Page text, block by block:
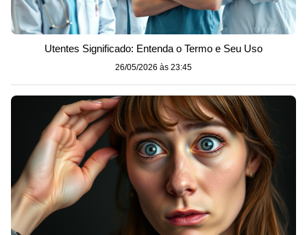
Utentes Significado: Entenda o Termo e Seu Uso
26/05/2026 às 23:45